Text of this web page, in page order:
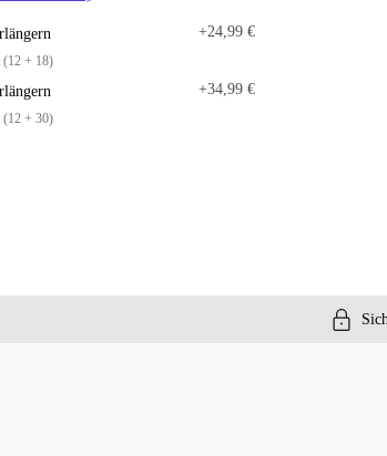
(12 + 18)
+24,99 €
(12 + 30)
+34,99 €